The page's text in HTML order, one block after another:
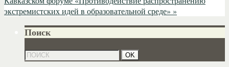
экстремистских идей в образовательной среде» »
Поиск